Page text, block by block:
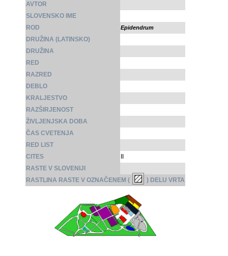
AVTOR
SLOVENSKO IME
ROD
Epidendrum
DRUŽINA (LATINSKO)
DRUŽINA
RED
RAZRED
DEBLO
KRALJESTVO
RAZŠIRJENOST
ŽIVLJENJSKA DOBA
ČAS CVETENJA
RED LIST
CITES
RASTE V SLOVENIJI
RASTLINA RASTE V OZNAČENEM (
) DELU VRTA